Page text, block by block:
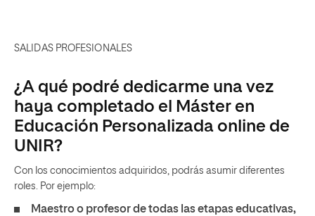
SALIDAS PROFESIONALES
¿A qué podré dedicarme una vez
haya completado el Máster en
Educación Personalizada online de
UNIR?
Con los conocimientos adquiridos, podrás asumir diferentes
roles. Por ejemplo:
Maestro o profesor de todas las etapas educativas,